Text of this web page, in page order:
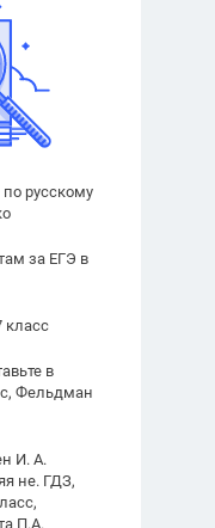
по русскому
за ЕГЭ в
класс
в
Фельдман
И. А.
не. ГДЗ,
П.А.